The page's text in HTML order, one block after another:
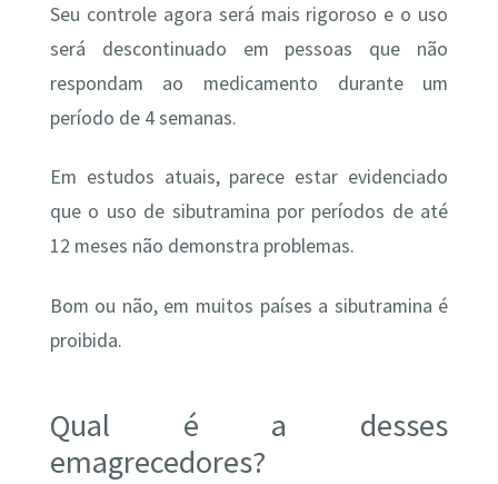
Seu controle agora será mais rigoroso e o uso
será descontinuado em pessoas que não
respondam ao medicamento durante um
período de 4 semanas.
Em estudos atuais, parece estar evidenciado
que o uso de sibutramina por períodos de até
12 meses não demonstra problemas.
Bom ou não, em muitos países a sibutramina é
proibida.
Qual é a desses
emagrecedores?